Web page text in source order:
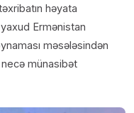
həyata
Ermənistan
məsələsindən
necə münasibət